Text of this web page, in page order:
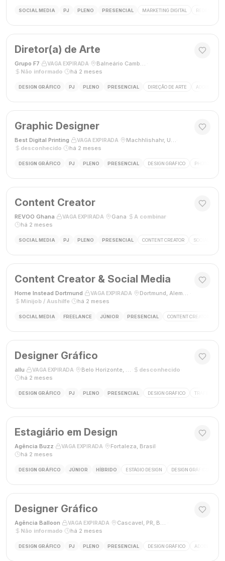
SOCIAL MEDIA PJ PLENO PRESENCIAL MARKETING DIGITAL REDES
Diretor(a) de Arte
Grupo F7 VAGA EXPIRADA Balneário Camboriú, SC, Brasil
Não informado
há 2 meses
DESIGN GRÁFICO PJ PLENO PRESENCIAL DIREÇÃO DE ARTE ADOBE
Graphic Designer
Best Digital Printing VAGA EXPIRADA Machhlishahr, Uttar Pradesh, Índia
desconhecido
há 2 meses
DESIGN GRÁFICO PJ PLENO PRESENCIAL DESIGN GRÁFICO PHOTOSHOP
Content Creator
REVOO Ghana VAGA EXPIRADA Gana A combinar·
há 2 meses
SOCIAL MEDIA PJ PLENO PRESENCIAL CONTENT CREATOR SOCIAL MEDIA
Content Creator & Social Media
Home Instead Dortmund VAGA EXPIRADA Dortmund, Alemanha
Minijob / Aushilfe
há 2 meses
SOCIAL MEDIA FREELANCE JÚNIOR PRESENCIAL CONTENT CREATOR
Designer Gráfico
allu VAGA EXPIRADA Belo Horizonte, MG, Brasil desconhecido
há 2 meses
DESIGN GRÁFICO PJ PLENO PRESENCIAL DESIGN GRÁFICO TRÁFEGO
Estagiário em Design
Agência Buzz VAGA EXPIRADA Fortaleza, Brasil
há 2 meses
DESIGN GRÁFICO JÚNIOR HÍBRIDO ESTÁGIO DESIGN DESIGN GRÁFICO
Designer Gráfico
Agência Balloon VAGA EXPIRADA Cascavel, PR, Brasil
Não informado
há 2 meses
DESIGN GRÁFICO PJ PLENO PRESENCIAL DESIGN GRÁFICO ADOBE